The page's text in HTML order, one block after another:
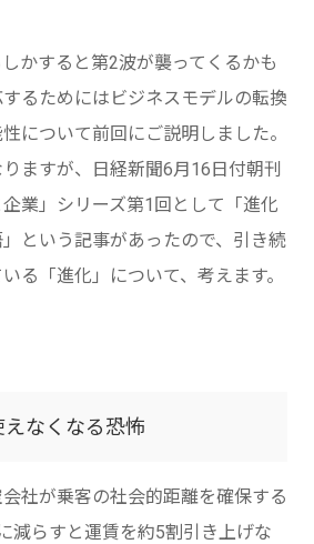
かすると第2波が襲ってくるかも
るためにはビジネスモデルの転換
について前回にご説明しました。
ますが、日経新聞6月16日付朝刊
業」シリーズ第1回として「進化
という記事があったので、引き続
る「進化」について、考えます。
なくなる恐怖
社が乗客の社会的距離を確保する
減らすと運賃を約5割引き上げな